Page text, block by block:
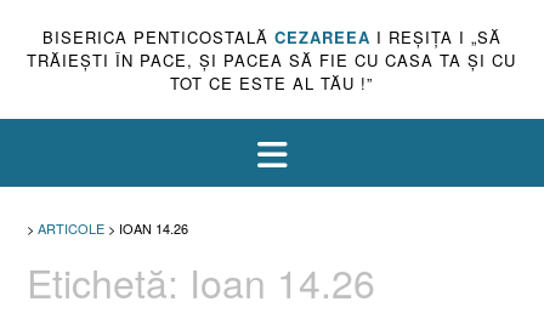
BISERICA PENTICOSTALĂ CEZAREEA I REŞIŢA I „SĂ
TRĂIEŞTI ÎN PACE, ŞI PACEA SĂ FIE CU CASA TA ŞI CU
TOT CE ESTE AL TĂU !”
> ARTICOLE > IOAN 14.26
Etichetă: Ioan 14.26